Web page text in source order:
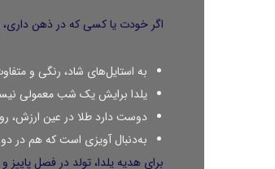
اگر خودت یا کسی که در ذهن داری،
به استایل‌های شاد، رنگی و
یلدا برایش یک شب معمولی
دوست دارد طلا در عین ارزش،
به‌دنبال آویزی است که هم در
برای هدیه یلدا، تولد در فصل